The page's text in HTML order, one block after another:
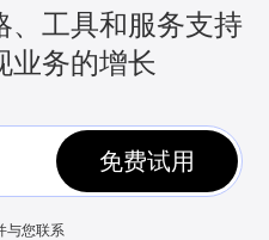
、工具和服务支持
业务的增长
免费试用
与您联系